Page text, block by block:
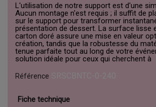
L'utilisation de notre support est d'une
Aucun montage n'est requis ; il suffit de
sur le support pour transformer
présentation de dessert. La surface lisse
carton doré assure une mise en valeur
création, tandis que la robustesse du
tenue parfaite tout au long de votre
solution idéale pour ceux qui cherchent à
Référence
Fiche technique